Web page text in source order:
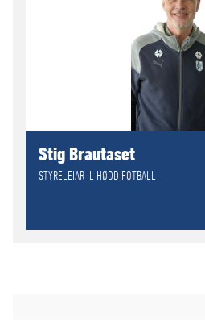
Stig Brautaset
STYRELEIAR IL HØDD FOTBALL